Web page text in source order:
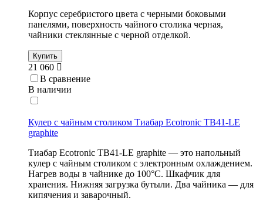
Корпус серебристого цвета с черными боковыми
панелями, поверхность чайного столика черная,
чайники стеклянные с черной отделкой.
Купить
21 060
В сравнение
В наличии
Кулер с чайным столиком Тиабар Ecotronic TB41-LE
graphite
Тиабар Ecotronic TB41-LE graphite — это напольный
кулер с чайным столиком c электронным охлаждением.
Нагрев воды в чайнике до 100°С. Шкафчик для
хранения. Нижняя загрузка бутыли. Два чайника — для
кипячения и заварочный.